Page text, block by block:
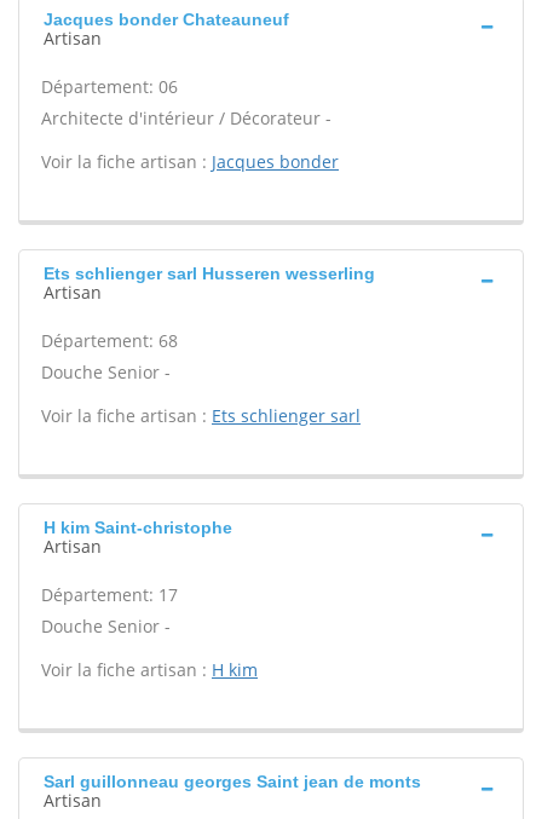
Jacques bonder Chateauneuf
Artisan
Département: 06
Architecte d'intérieur / Décorateur -
Voir la fiche artisan : Jacques bonder
Ets schlienger sarl Husseren wesserling
Artisan
Département: 68
Douche Senior -
Voir la fiche artisan : Ets schlienger sarl
H kim Saint-christophe
Artisan
Département: 17
Douche Senior -
Voir la fiche artisan : H kim
Sarl guillonneau georges Saint jean de monts
Artisan